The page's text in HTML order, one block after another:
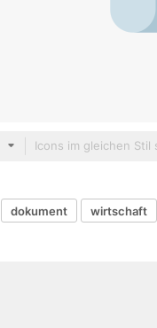
dokument wirtschaft